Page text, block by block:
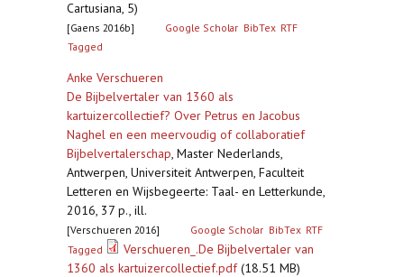
Cartusiana, 5)
[Gaens 2016b] Google Scholar BibTex RTF
Tagged
Anke Verschueren
De Bijbelvertaler van 1360 als
kartuizercollectief? Over Petrus en Jacobus
Naghel en een meervoudig of collaboratief
Bijbelvertalerschap, Master Nederlands,
Antwerpen, Universiteit Antwerpen, Faculteit
Letteren en Wijsbegeerte: Taal- en Letterkunde,
2016, 37 p., ill.
[Verschueren 2016] Google Scholar BibTex RTF
Tagged
Verschueren_.De Bijbelvertaler van
1360 als kartuizercollectief.pdf(18.51 MB)